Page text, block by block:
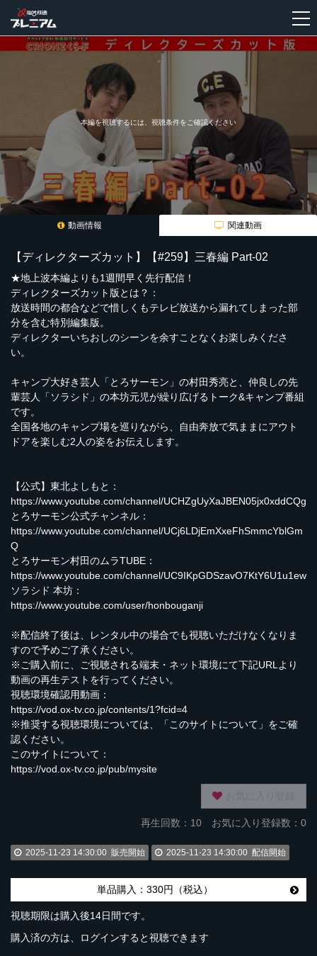
本編を視聴するには、視聴条件をご確認ください
動画情報 関連動画
【ディレクターズカット】【#259】三春編 Part-02
★地上波本編よりも1週間早く先行配信！
ディレクターズカット版とは？：
放送時間の都合などで惜しくもテレビ放送から漏れてしまった部
分を含む特別編集版。
ディレクターいちおしのシーンを余すことなくお楽しみくださ
い。
キャンプ大好き芸人「とろサーモン」の村田秀亮と、仲良しの先
輩芸人「ソラシド」の本坊元児が繰り広げるトーク&キャンプ番組
です。
全国各地のキャンプ場を巡りながら、自由奔放で気ままにアウト
ドアを楽しむ2人の姿をお伝えします。
【公式】東北よしもと：
https://www.youtube.com/channel/UCHZgUyXaJBEN05jx0xddCQg
とろサーモン公式チャンネル：
https://www.youtube.com/channel/UCj6LDjEmXxeFhSmmcYblGm
Q
とろサーモン村田のムラTUBE：
https://www.youtube.com/channel/UC9IKpGDSzavO7KtY6U1u1ew
ソラシド 本坊：
https://www.youtube.com/user/honbouganji
※配信終了後は、レンタル中の場合でも視聴いただけなくなりま
すので予めご了承ください。
※ご購入前に、ご視聴される端末・ネット環境にて下記URLより
動画の再生テストを行ってください。
視聴環境確認用動画：
https://vod.ox-tv.co.jp/contents/1?fcid=4
※推奨する視聴環境については、「このサイトについて」をご確
認ください。
このサイトについて：
https://vod.ox-tv.co.jp/pub/mysite
再生回数： 10 お気に入り登録数：0
2025-11-23 14:30:00 販売開始 2025-11-23 14:30:00 配信開始
単品購入：330円（税込）
視聴期限は購入後14日間です。
購入済の方は、ログインすると視聴できます